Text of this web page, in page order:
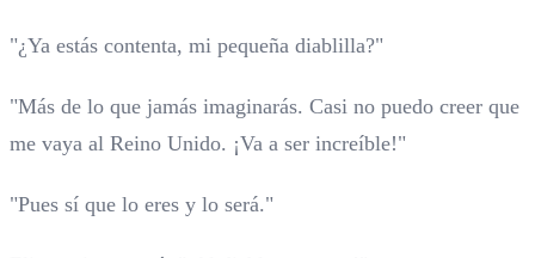
"¿Ya estás contenta, mi pequeña diablilla?"
"Más de lo que jamás imaginarás. Casi no puedo creer que
me vaya al Reino Unido. ¡Va a ser increíble!"
"Pues sí que lo eres y lo será."